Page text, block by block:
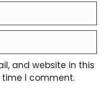
and website in this
I comment.